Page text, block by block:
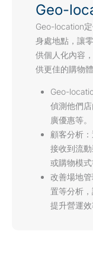
Geo-
Geo-location
身處地點，讓
供個人化內容
供更佳的購物
Geo-
偵測他們
廣優惠等。
顧客分析
接收到流
或購物模式
改善場地
置等分析
提升營運效